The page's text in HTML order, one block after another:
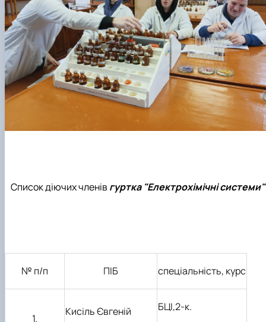
Список діючих членів гуртка "Електрохімічні системи"
№ п/п ПІБ спеціальність, курс
1.
Кисіль Євгеній БЦІ,2-к.